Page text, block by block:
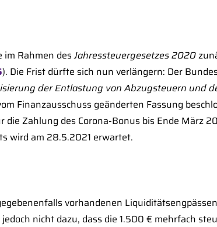
im Rahmen desJahressteuergesetzes 2020
). Die Frist dürfte sich nun verlängern: Der
der Entlastung von Abzugsteuern und
Finanzausschuss geänderten Fassung
die Zahlung des Corona-Bonus bis Ende März
wird am 28.5.2021 erwartet.
vorhandenen
nicht dazu, dass die 1.500 € mehrfach